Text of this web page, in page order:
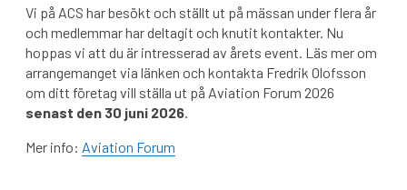
Vi på ACS har besökt och ställt ut på mässan under flera år
och medlemmar har deltagit och knutit kontakter. Nu
hoppas vi att du är intresserad av årets event. Läs mer om
arrangemanget via länken och kontakta Fredrik Olofsson
om ditt företag vill ställa ut på Aviation Forum 2026
senast den 30 juni 2026.
Mer info: Aviation Forum